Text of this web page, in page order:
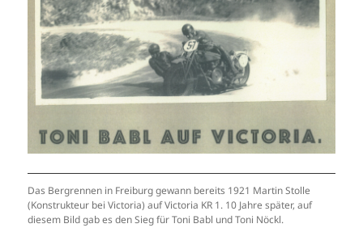
Das Bergrennen in Freiburg gewann bereits 1921 Martin Stolle
(Konstrukteur bei Victoria) auf Victoria KR 1. 10 Jahre später, auf
diesem Bild gab es den Sieg für Toni Babl und Toni Nöckl.